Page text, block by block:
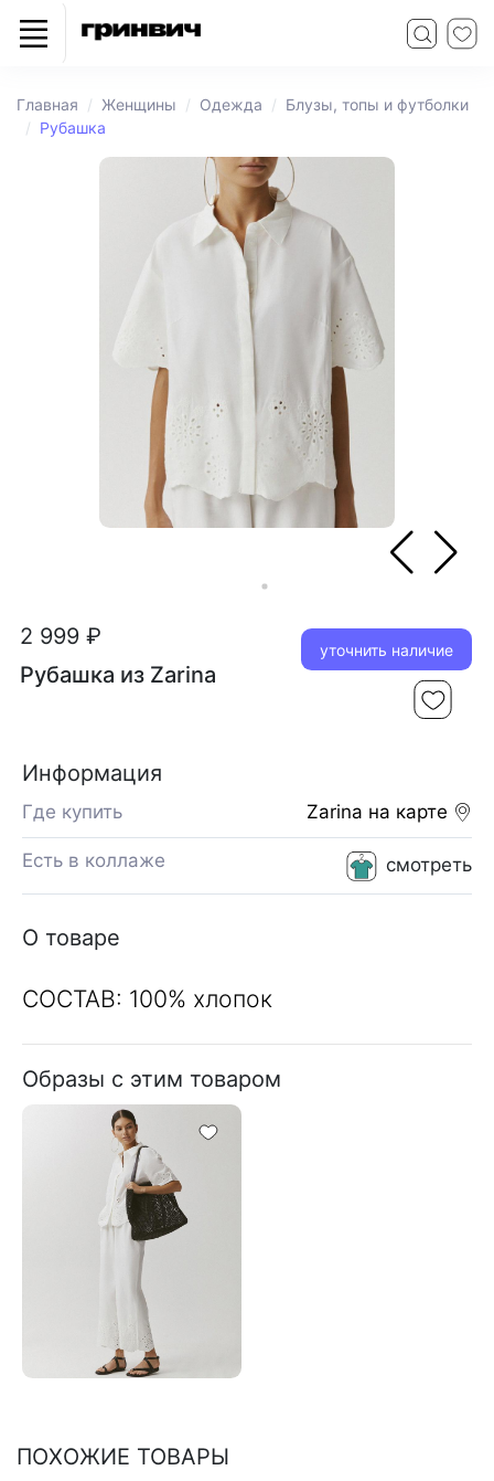
Главная Женщины Одежда
Блузы, топы и футболки
Рубашка
2 999 ₽
Рубашка из Zarina
уточнить наличие
Информация
Zarina на карте
Где купить
смотреть
Есть в коллаже
О товаре
СОСТАВ: 100% хлопок
Образы с этим товаром
ПОХОЖИЕ ТОВАРЫ